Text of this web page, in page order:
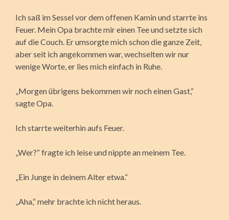
Ich saß im Sessel vor dem offenen Kamin und starrte ins
Feuer. Mein Opa brachte mir einen Tee und setzte sich
auf die Couch. Er umsorgte mich schon die ganze Zeit,
aber seit ich angekommen war, wechselten wir nur
wenige Worte, er lies mich einfach in Ruhe.
„Morgen übrigens bekommen wir noch einen Gast,“
sagte Opa.
Ich starrte weiterhin aufs Feuer.
„Wer?“ fragte ich leise und nippte an meinem Tee.
„Ein Junge in deinem Alter etwa.“
„Aha,“ mehr brachte ich nicht heraus.